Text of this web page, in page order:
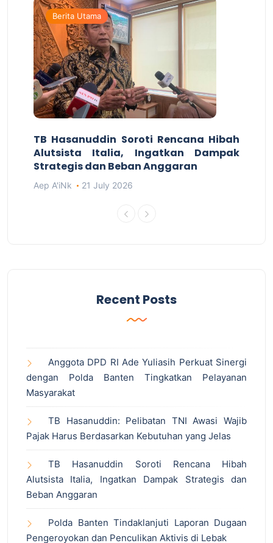
Berita Utama
TB Hasanuddin Soroti Rencana Hibah
Alutsista Italia, Ingatkan Dampak
Strategis dan Beban Anggaran
Aep A'iNk 21 July 2026
Recent Posts
Anggota DPD RI Ade Yuliasih Perkuat Sinergi
dengan Polda Banten Tingkatkan Pelayanan
Masyarakat
TB Hasanuddin: Pelibatan TNI Awasi Wajib
Pajak Harus Berdasarkan Kebutuhan yang Jelas
TB Hasanuddin Soroti Rencana Hibah
Alutsista Italia, Ingatkan Dampak Strategis dan
Beban Anggaran
Polda Banten Tindaklanjuti Laporan Dugaan
Pengeroyokan dan Penculikan Aktivis di Lebak